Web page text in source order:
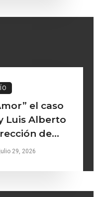
el caso
Luis Alberto
de
la línea
julio 29, 2026